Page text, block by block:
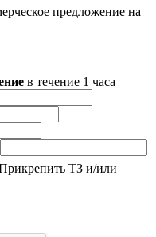
предложение на
в течение 1 часа
ТЗ и/или